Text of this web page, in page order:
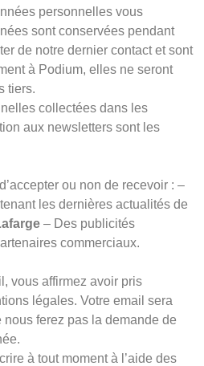
personnelles vous
sont conservées pendant
de notre dernier contact et sont
à Podium, elles ne seront
tiers.
collectées dans les
aux newsletters sont les
ou non de recevoir : –
les dernières actualités de
– Des publicités
commerciaux.
vous affirmez avoir pris
légales. Votre email sera
ferez pas la demande de
à tout moment à l’aide des